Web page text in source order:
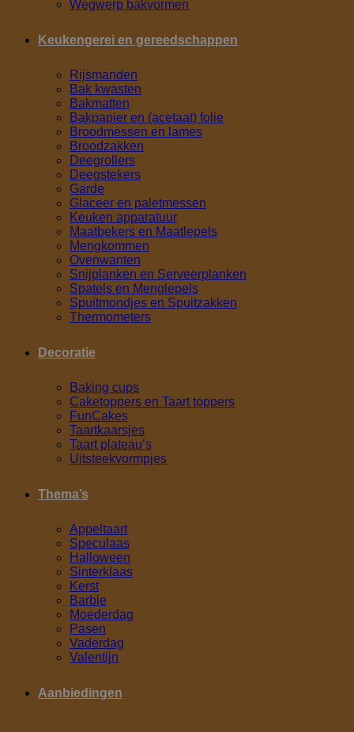
Wegwerp bakvormen
Keukengerei en gereedschappen
Rijsmanden
Bak kwasten
Bakmatten
Bakpapier en (acetaat) folie
Broodmessen en lames
Broodzakken
Deegrollers
Deegstekers
Garde
Glaceer en paletmessen
Keuken apparatuur
Maatbekers en Maatlepels
Mengkommen
Ovenwanten
Snijplanken en Serveerplanken
Spatels en Menglepels
Spuitmondjes en Spuitzakken
Thermometers
Decoratie
Baking cups
Caketoppers en Taart toppers
FunCakes
Taartkaarsjes
Taart plateau’s
Uitsteekvormpjes
Thema’s
Appeltaart
Speculaas
Halloween
Sinterklaas
Kerst
Barbie
Moederdag
Pasen
Vaderdag
Valentijn
Aanbiedingen